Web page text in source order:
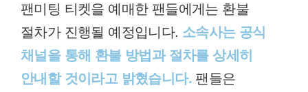
팬미팅 티켓을 예매한 팬들에게는 환불
절차가 진행될 예정입니다. 소속사는 공식
채널을 통해 환불 방법과 절차를 상세히
안내할 것이라고 밝혔습니다. 팬들은